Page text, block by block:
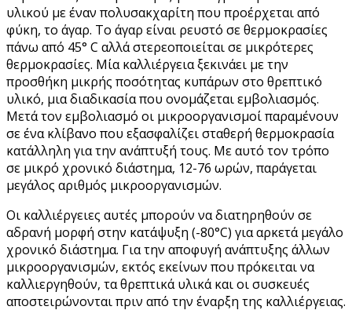
υλικού με έναν πολυσακχαρίτη που προέρχεται από
φύκη, το άγαρ. Το άγαρ είναι ρευστό σε θερμοκρασίες
πάνω από 45° C αλλά στερεοποιείται σε μικρότερες
θερμοκρασίες. Μία καλλιέργεια ξεκινάει με την
προσθήκη μικρής ποσότητας κυπάρων στο θρεπτικό
υλικό, μια διαδικασία που ονομάζεται εμβολιασμός.
Μετά τον εμβολιασμό οι μικροοργανισμοί παραμένουν
σε ένα κλίβανο που εξασφαλίζει σταθερή θερμοκρασία
κατάλληλη για την ανάπτυξή τους. Με αυτό τον τρόπο
σε μικρό χρονικό διάστημα, 12-76 ωρών, παράγεται
μεγάλος αριθμός μικροοργανισμών.
Οι καλλιέργειες αυτές μπορούν να διατηρηθούν σε
αδρανή μορφή στην κατάψυξη (-80°C) για αρκετά μεγάλο
χρονικό διάστημα. Για την αποφυγή ανάπτυξης άλλων
μικροοργανισμών, εκτός εκείνων που πρόκειται να
καλλιεργηθούν, τα θρεπτικά υλικά και οι συσκευές
αποστειρώνονται πριν από την έναρξη της καλλιέργειας.